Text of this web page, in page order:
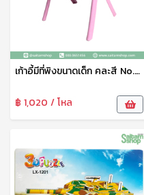
เก้าอี้มีที่พิงขนาดเด็ก คละสี No.DS-15410B Swordfish
฿ 1,020 / โหล